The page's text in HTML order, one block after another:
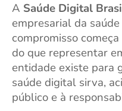
A Saúde Digital
empresarial da
compromisso
do que representar
entidade existe para
saúde digital sirva,
público e à